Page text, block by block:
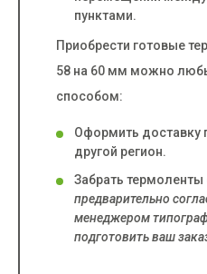
пунктами.
Приобрести готовые
58 на 60 мм можно
способом:
Оформить доставку
другой регион.
Забрать
предварительно
менеджером
подготовить ваш